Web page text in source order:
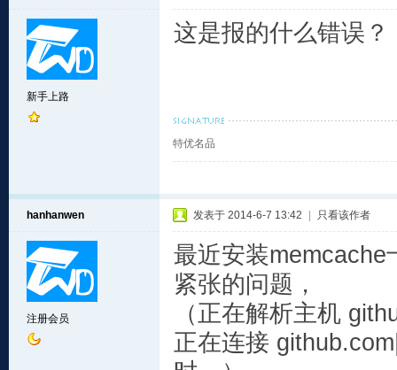
新手上路
这是报的什么错误？
特优名品
hanhanwen
注册会员
发表于 2014-6-7 13:42 只看该作者
最近安装memcache
紧张的问题，
（正在解析主机
正在连接